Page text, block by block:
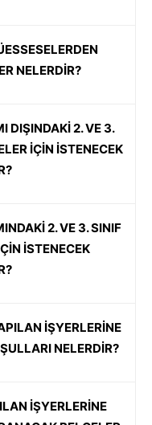
NELERDİR?
DIŞINDAKİ 2. VE 3.
İÇİN İSTENECEK
2. VE 3. SINIF
İSTENECEK
İŞYERLERİNE
NELERDİR?
İŞYERLERİNE